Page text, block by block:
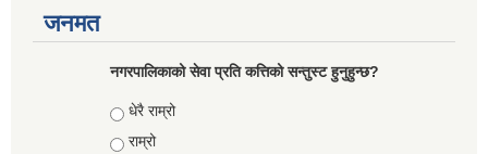
जनमत
नगरपालिकाको सेवा प्रति कत्तिको सन्तुस्ट हुनुहुन्छ?
Choices
धेरै राम्रो
राम्रो